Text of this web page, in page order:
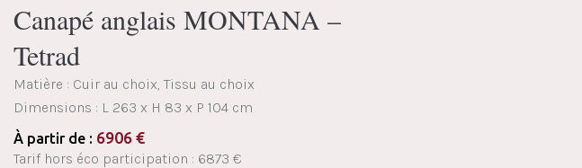
Canapé anglais MONTANA –
Tetrad
Matière : Cuir au choix, Tissu au choix
Dimensions : L 263 x H 83 x P 104 cm
À partir de : 6906 €
Tarif hors éco participation : 6873 €